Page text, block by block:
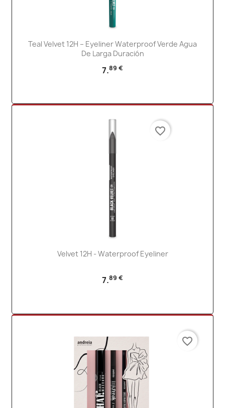
Teal Velvet 12H – Eyeliner Waterproof Verde Agua
De Larga Duración
7.89 €
Velvet 12H - Waterproof Eyeliner
7.89 €
favorite_border
favorite_border